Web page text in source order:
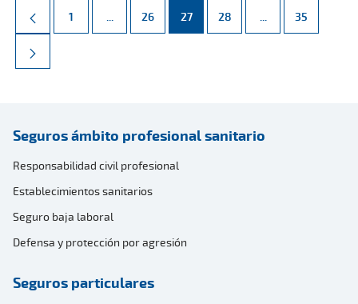
Página
1 ... Páginas intermedias Use TAB para desplazarse.
Página
26 Página
27 Página
28 ... Páginas
Página
35
Seguros ámbito profesional sanitario
Responsabilidad civil profesional
Establecimientos sanitarios
Seguro baja laboral
Defensa y protección por agresión
Seguros particulares